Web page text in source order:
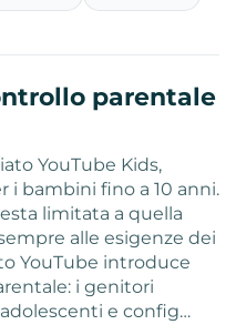
parentale
YouTube Kids,
i bambini fino a 10 anni.
limitata a quella
alle esigenze dei
YouTube introduce
i genitori
e config…